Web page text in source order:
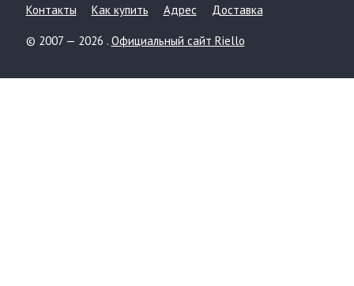
Контакты Как купить Адрес Доставка
© 2007 — 2026 . Официальный сайт Riello